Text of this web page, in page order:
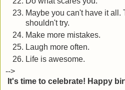
Maybe you can't have it all.
shouldn't try.
Make more mistakes.
Laugh more often.
Life is awesome.
-->
It's time to celebrate! Happy